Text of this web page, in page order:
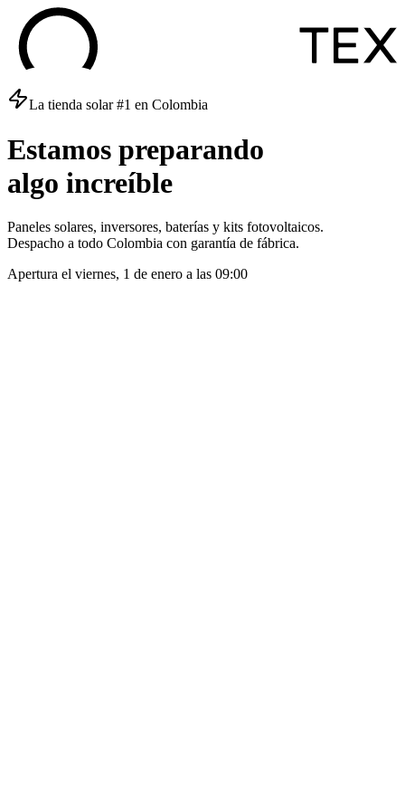
La tienda solar #1 en Colombia
Estamos preparando
algo increíble
Paneles solares, inversores, baterías y kits fotovoltaicos.
Despacho a todo Colombia con garantía de fábrica.
Apertura el viernes, 1 de enero a las 09:00